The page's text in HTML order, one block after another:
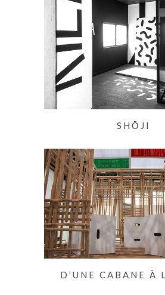
SHŌJI
D’UNE CABANE À